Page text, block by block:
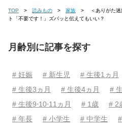
TOP 読みもの 家族
ト「不要です！」ズバッと伝えてもいい？
月齢別に記事を探す
# 妊娠 # 新生児 # 生後1ヵ月
# 生後3ヵ月
# 生後4ヵ月 #
# 生後9⋅10⋅11ヵ月
# 1歳 # 2
# 年長
# 小学生 # 中学生